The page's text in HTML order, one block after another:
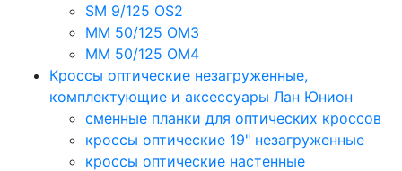
SM 9/125 OS2
MM 50/125 OM3
MM 50/125 OM4
Кроссы оптические незагруженные,
комплектующие и аксессуары Лан Юнион
сменные планки для оптических кроссов
кроссы оптические 19" незагруженные
кроссы оптические настенные